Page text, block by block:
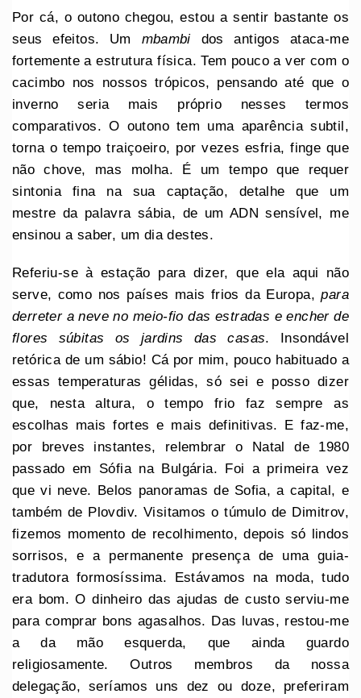
Por cá, o outono chegou, estou a sentir bastante os
seus efeitos. Um mbambi dos antigos ataca-me
fortemente a estrutura física. Tem pouco a ver com o
cacimbo nos nossos trópicos, pensando até que o
inverno seria mais próprio nesses termos
comparativos. O outono tem uma aparência subtil,
torna o tempo traiçoeiro, por vezes esfria, finge que
não chove, mas molha. É um tempo que requer
sintonia fina na sua captação, detalhe que um
mestre da palavra sábia, de um ADN sensível, me
ensinou a saber, um dia destes.
Referiu-se à estação para dizer, que ela aqui não
serve, como nos países mais frios da Europa,para
derreter a neve no meio-fio das estradas e encher de
flores súbitas os jardins das casas. Insondável
retórica de um sábio! Cá por mim, pouco habituado a
essas temperaturas gélidas, só sei e posso dizer
que, nesta altura, o tempo frio faz sempre as
escolhas mais fortes e mais definitivas. E faz-me,
por breves instantes, relembrar o Natal de 1980
passado em Sófia na Bulgária. Foi a primeira vez
que vi neve. Belos panoramas de Sofia, a capital, e
também de Plovdiv. Visitamos o túmulo de Dimitrov,
fizemos momento de recolhimento, depois só lindos
sorrisos, e a permanente presença de uma guia-
tradutora formosíssima. Estávamos na moda, tudo
era bom. O dinheiro das ajudas de custo serviu-me
para comprar bons agasalhos. Das luvas, restou-me
a da mão esquerda, que ainda guardo
religiosamente. Outros membros da nossa
delegação, seríamos uns dez ou doze, preferiram